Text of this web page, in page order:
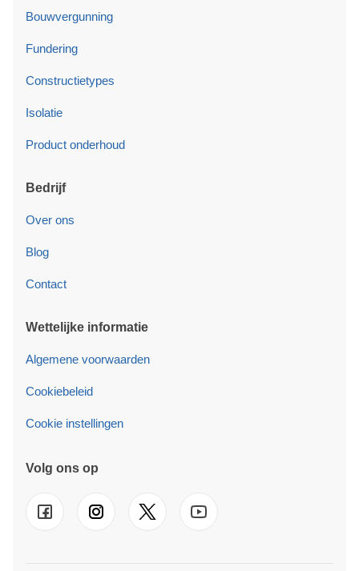
Bouwvergunning
Fundering
Constructietypes
Isolatie
Product onderhoud
Bedrijf
Over ons
Blog
Contact
Wettelijke informatie
Algemene voorwaarden
Cookiebeleid
Cookie instellingen
Volg ons op